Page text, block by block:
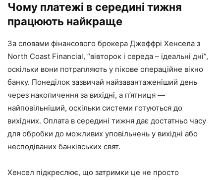
Чому платежі в середині тижня
працюють найкраще
За словами фінансового брокера Джеффрі Хенсела з
North Coast Financial, “вівторок і середа – ідеальні дні”,
оскільки вони потрапляють у пікове операційне вікно
банку. Понеділок зазвичай найзавантаженіший день
через накопичення за вихідні, а п’ятниця —
найповільніший, оскільки системи готуються до
вихідних. Оплата в середині тижня дає достатньо часу
для обробки до можливих уповільнень у вихідні або
несподіваних банківських свят.
Хенсел підкреслює, що затримки це не просто